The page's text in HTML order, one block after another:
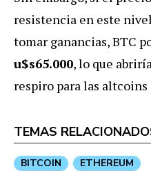
resistencia en este
tomar ganancias, BTC
u$s65.000, lo que
respiro para las altcoins
TEMAS
BITCOIN ETHEREUM